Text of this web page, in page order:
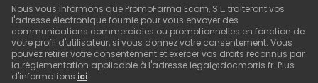
Nous vous informons que PromoFarma Ecom, S.L. traiteront vos
l'adresse électronique fournie pour vous envoyer des
communications commerciales ou promotionnelles en fonction de
votre profil d'utilisateur, si vous donnez votre consentement. Vous
pouvez retirer votre consentement et exercer vos droits reconnus par
la réglementation applicable à l'adresse legal@docmorris.fr. Plus
d'informations ici.